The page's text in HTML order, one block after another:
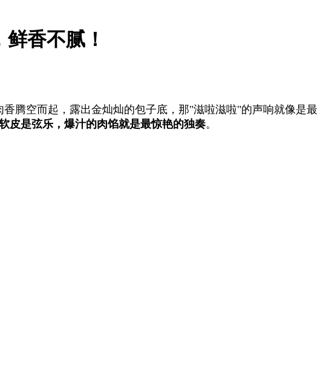
香不腻！
腾空而起，露出金灿灿的包子底，那"滋啦滋啦"的声响就像是最
是弦乐，爆汁的肉馅就是最惊艳的独奏。